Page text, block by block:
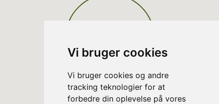
Vi bruger cookies
Vi bruger cookies og andre
tracking teknologier for at
forbedre din oplevelse på vores